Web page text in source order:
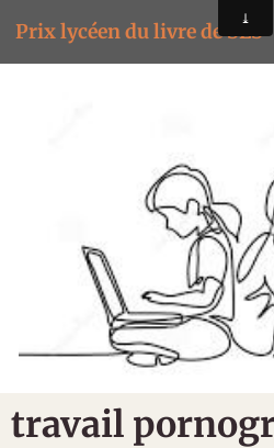
Prix lycéen du livre de SES
travail